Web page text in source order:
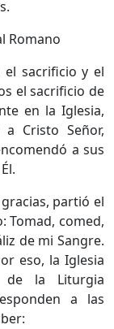
Romano
el sacrificio y el
el sacrificio de
en la Iglesia,
Cristo Señor,
a sus
partió el
Tomad, comed,
de mi Sangre.
eso, la Iglesia
de la Liturgia
a las